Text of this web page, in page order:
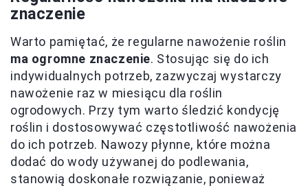
znaczenie
Warto pamiętać, że regularne nawożenie roślin
ma ogromne znaczenie. Stosując się do ich
indywidualnych potrzeb, zazwyczaj wystarczy
nawożenie raz w miesiącu dla roślin
ogrodowych. Przy tym warto śledzić kondycję
roślin i dostosowywać częstotliwość nawożenia
do ich potrzeb. Nawozy płynne, które można
dodać do wody używanej do podlewania,
stanowią doskonałe rozwiązanie, ponieważ